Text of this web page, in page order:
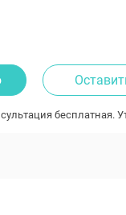
бесплатная.